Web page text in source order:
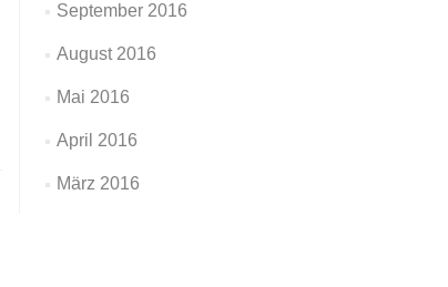
September 2016
August 2016
Mai 2016
April 2016
März 2016